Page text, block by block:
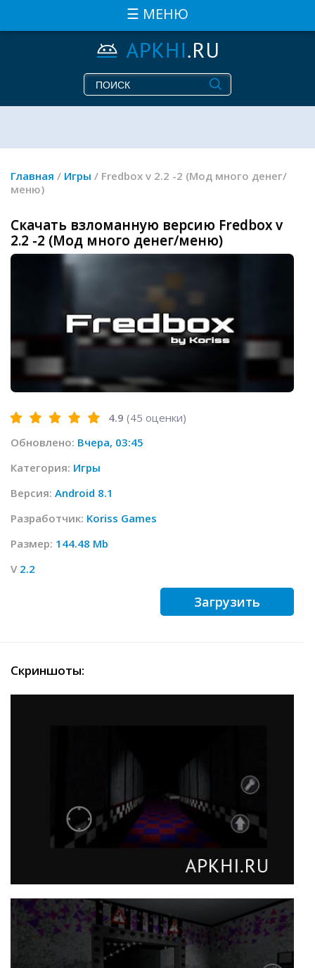
☰ МЕНЮ
Главная / Игры / Fredbox v 2.2 -2 (Мод много денег/
меню)
Скачать взломанную версию Fredbox v
2.2 -2 (Мод много денег/меню)
4.9 (45 оценки)
Обновлено: Вчера, 03:45
Категория: Игры
Версия: Android 8.1
Разработчик: Koriss Games
Размер: 144.48 Mb
V 2.2
Загрузить
Скриншоты: